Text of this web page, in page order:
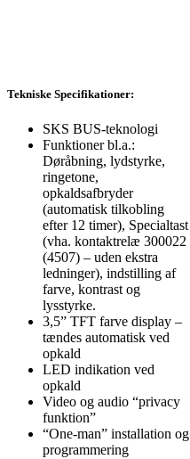
Tekniske Specifikationer:
SKS BUS-teknologi
Funktioner bl.a.:
Døråbning, lydstyrke,
ringetone,
opkaldsafbryder
(automatisk tilkobling
efter 12 timer), Specialtast
(vha. kontaktrelæ 300022
(4507) – uden ekstra
ledninger), indstilling af
farve, kontrast og
lysstyrke.
3,5” TFT farve display –
tændes automatisk ved
opkald
LED indikation ved
opkald
Video og audio “privacy
funktion”
“One-man” installation og
programmering